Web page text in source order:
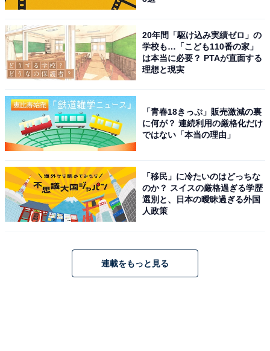
20年間「駆け込み実績ゼロ」の
学校も…「こども110番の家」
は本当に必要？ PTAが直面する
理想と現実
「青春18きっぷ」販売激減の裏
に何が？ 連続利用の厳格化だけ
ではない「本当の理由」
「移民」に冷たいのはどっちな
のか？ スイスの厳格過ぎる学歴
選別と、日本の曖昧過ぎる外国
人政策
連載をもっと見る